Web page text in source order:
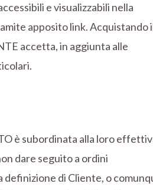
e visualizzabili nella
apposito link. Acquistando
accetta, in aggiunta alle
è subordinata alla loro
dare seguito a ordini
di Cliente, o